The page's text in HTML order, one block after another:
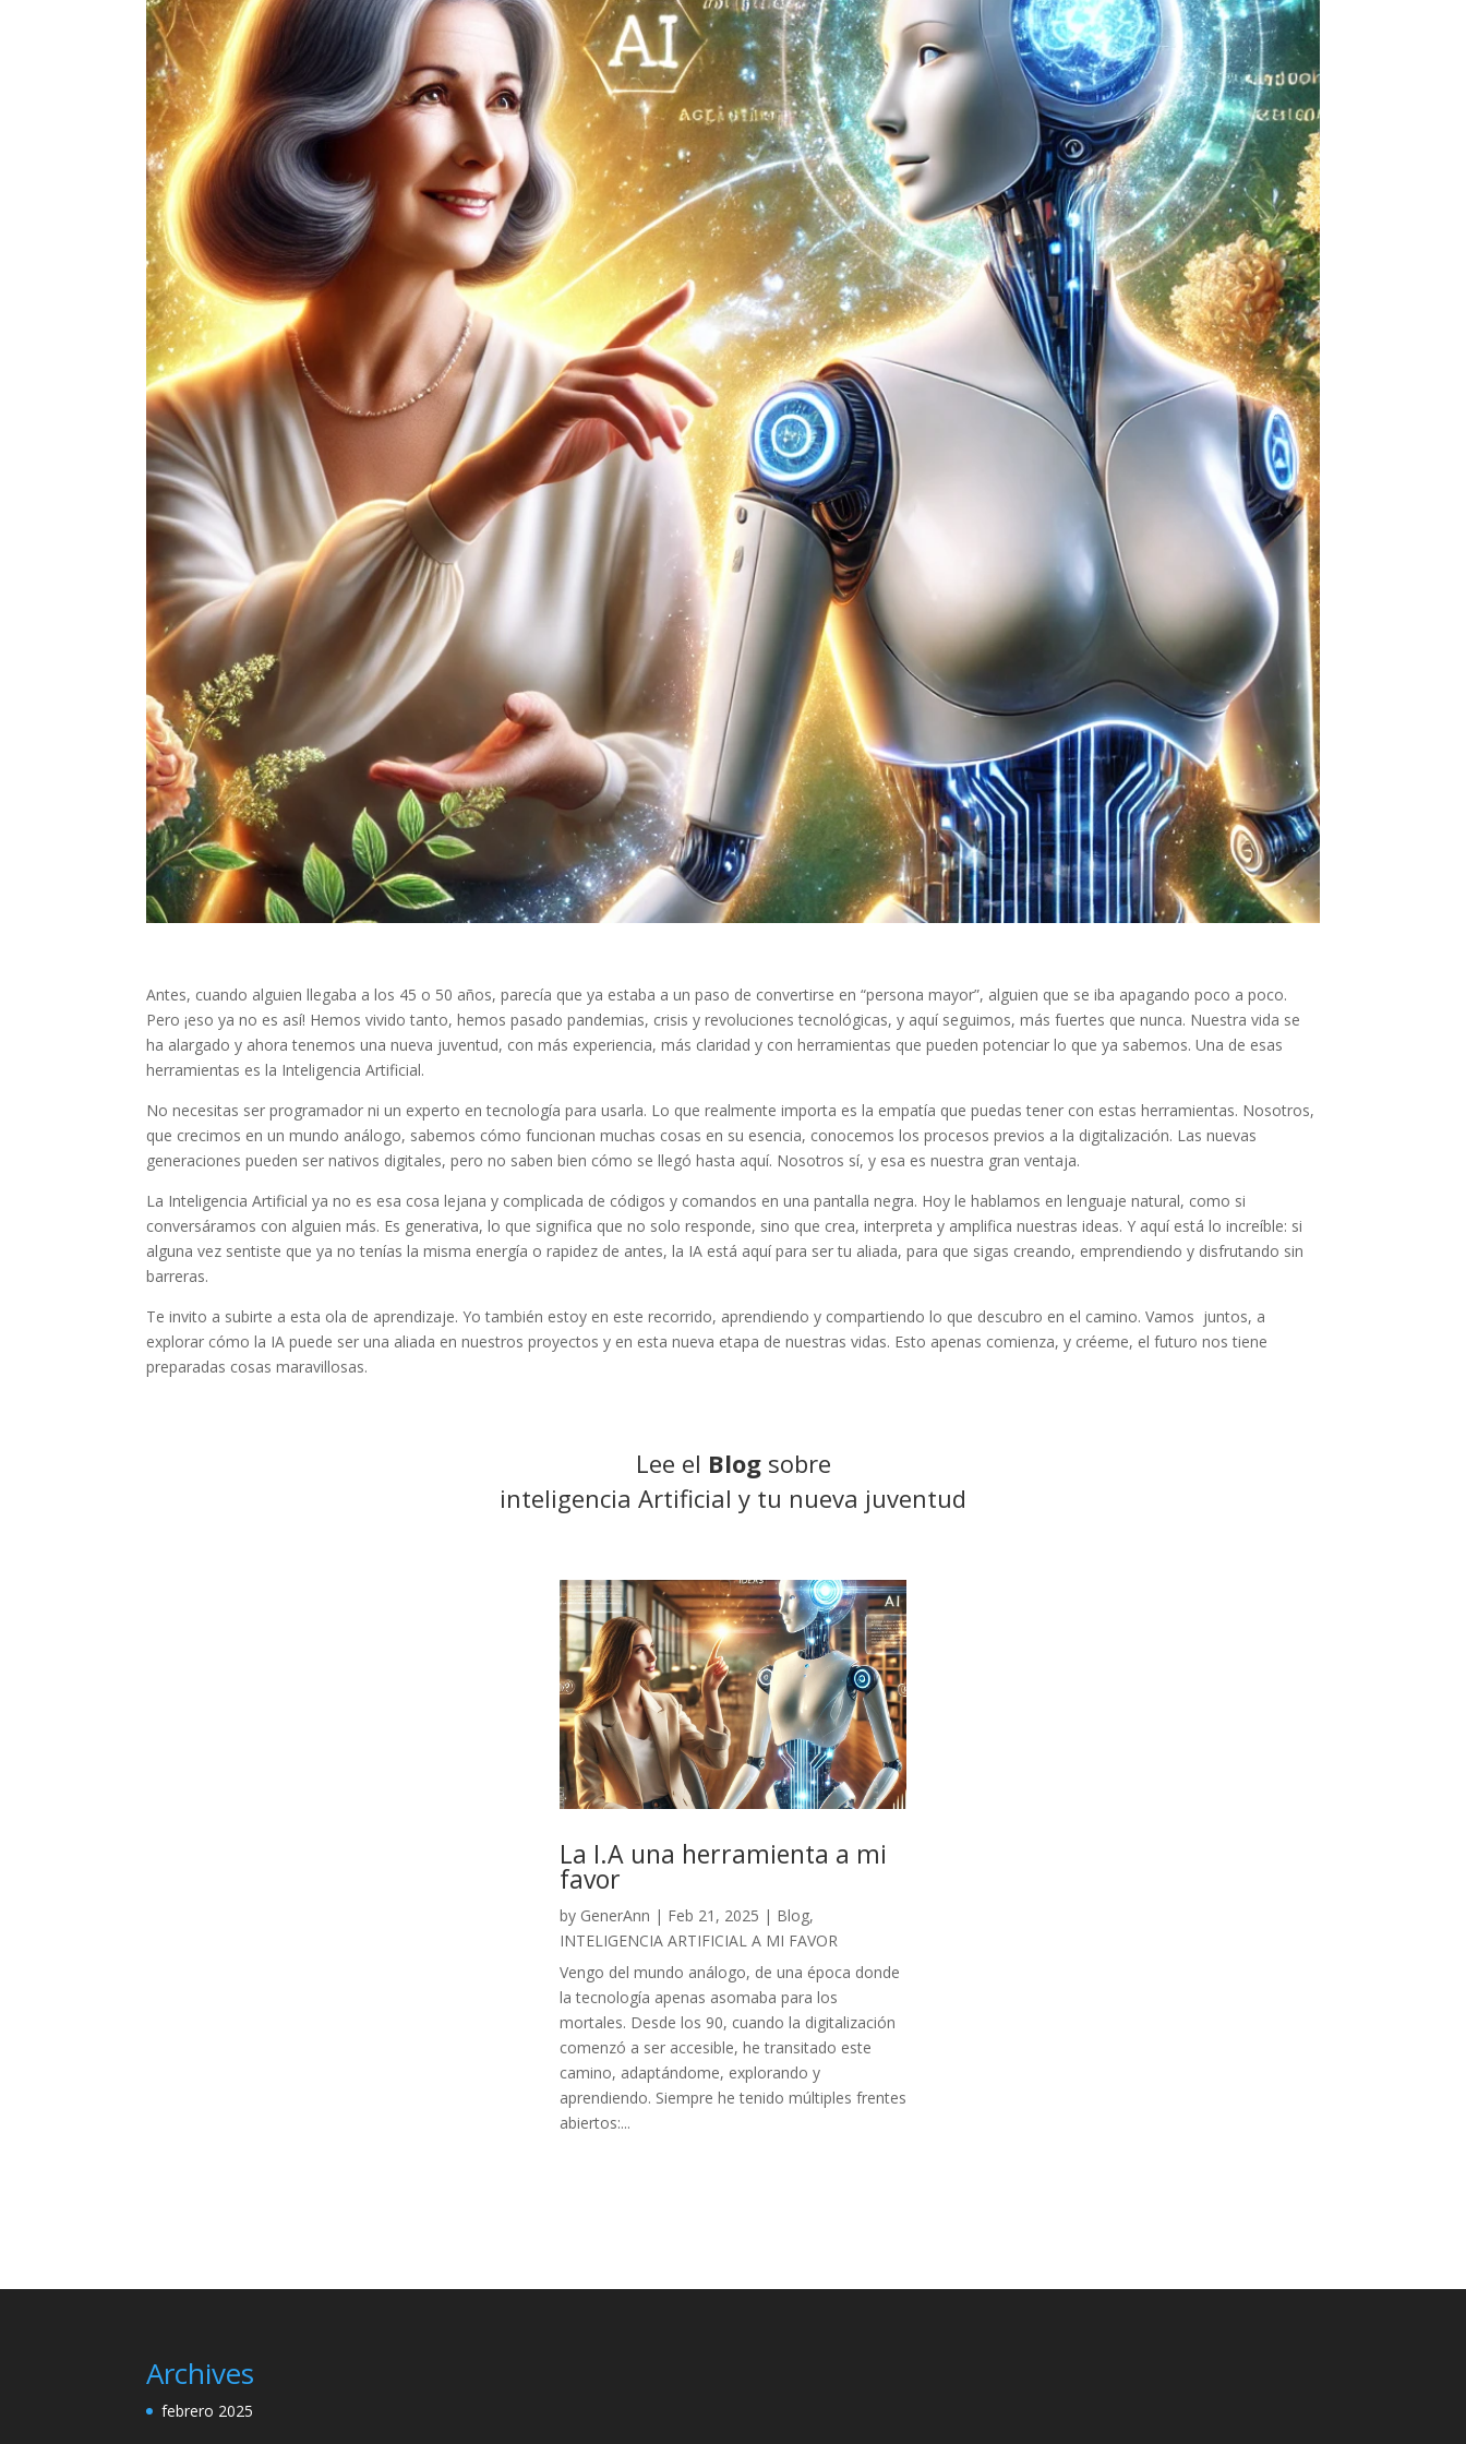
Antes, cuando alguien llegaba a los 45 o 50 años, parecía que ya estaba a un paso de convertirse en “persona mayor”, alguien que se iba apagando poco a poco.
Pero ¡eso ya no es así! Hemos vivido tanto, hemos pasado pandemias, crisis y revoluciones tecnológicas, y aquí seguimos, más fuertes que nunca. Nuestra vida se
ha alargado y ahora tenemos una nueva juventud, con más experiencia, más claridad y con herramientas que pueden potenciar lo que ya sabemos. Una de esas
herramientas es la Inteligencia Artificial.
No necesitas ser programador ni un experto en tecnología para usarla. Lo que realmente importa es la empatía que puedas tener con estas herramientas. Nosotros,
que crecimos en un mundo análogo, sabemos cómo funcionan muchas cosas en su esencia, conocemos los procesos previos a la digitalización. Las nuevas
generaciones pueden ser nativos digitales, pero no saben bien cómo se llegó hasta aquí. Nosotros sí, y esa es nuestra gran ventaja.
La Inteligencia Artificial ya no es esa cosa lejana y complicada de códigos y comandos en una pantalla negra. Hoy le hablamos en lenguaje natural, como si
conversáramos con alguien más. Es generativa, lo que significa que no solo responde, sino que crea, interpreta y amplifica nuestras ideas. Y aquí está lo increíble: si
alguna vez sentiste que ya no tenías la misma energía o rapidez de antes, la IA está aquí para ser tu aliada, para que sigas creando, emprendiendo y disfrutando sin
barreras.
Te invito a subirte a esta ola de aprendizaje. Yo también estoy en este recorrido, aprendiendo y compartiendo lo que descubro en el camino. Vamos juntos, a
explorar cómo la IA puede ser una aliada en nuestros proyectos y en esta nueva etapa de nuestras vidas. Esto apenas comienza, y créeme, el futuro nos tiene
preparadas cosas maravillosas.
Lee el Blogsobre
inteligencia Artificial y tu nueva juventud
La I.A una herramienta a mi
favor
by GenerAnn | Feb 21, 2025 | Blog,
INTELIGENCIA ARTIFICIAL A MI FAVOR
Vengo del mundo análogo, de una época donde
la tecnología apenas asomaba para los
mortales. Desde los 90, cuando la digitalización
comenzó a ser accesible, he transitado este
camino, adaptándome, explorando y
aprendiendo. Siempre he tenido múltiples frentes
abiertos:...
Archives
febrero 2025